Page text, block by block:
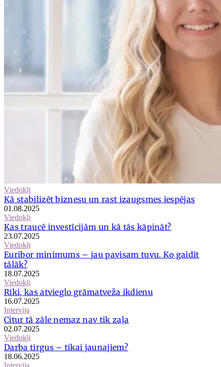
Viedokļi
Kā stabilizēt biznesu un rast izaugsmes iespējas
01.08.2025
Viedokļi
Kas traucē investīcijām un kā tās kāpināt?
23.07.2025
Viedokļi
Euribor minimums – jau pavisam tuvu. Ko gaidīt
tālāk?
18.07.2025
Viedokļi
Rīki, kas atvieglo grāmatveža ikdienu
16.07.2025
Intervija
Citur tā zāle nemaz nav tik zaļa
02.07.2025
Viedokļi
Darba tirgus – tikai jaunajiem?
18.06.2025
Intervija